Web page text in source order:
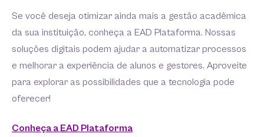
Se você deseja otimizar ainda mais a gestão acadêmica
da sua instituição, conheça a EAD Plataforma. Nossas
soluções digitais podem ajudar a automatizar processos
e melhorar a experiência de alunos e gestores. Aproveite
para explorar as possibilidades que a tecnologia pode
oferecer!
Conheça a EAD Plataforma